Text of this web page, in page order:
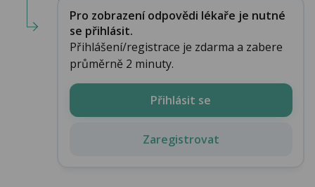
Pro zobrazení odpovědi lékaře je nutné
se přihlásit.
Přihlášení/registrace je zdarma a zabere
průměrně 2 minuty.
Přihlásit se
Zaregistrovat